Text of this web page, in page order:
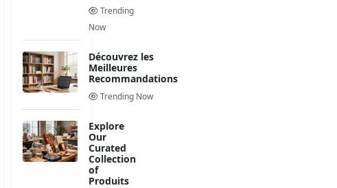
Trending
Now
Découvrez les
Meilleures
Recommandations
Trending Now
Explore
Our
Curated
Collection
of
Produits